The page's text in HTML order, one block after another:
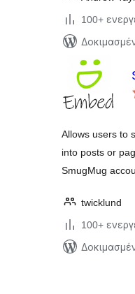
100+
Allows users to
into posts or
SmugMug
twicklund
100+